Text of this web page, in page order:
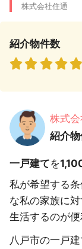
株式会社住通
紹介物件数
株式
紹介
一戸建てを
私が希望する
な私の家族に
生活するのが便
八戸市の一戸